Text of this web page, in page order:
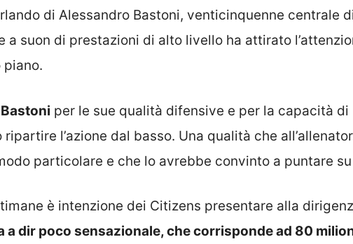
di Alessandro Bastoni, venticinquenne centrale
a suon di prestazioni di alto livello ha attirato
per le sue qualità difensive e per la capacità di
l’azione dal basso. Una qualità che
particolare e che lo avrebbe convinto a puntare
è intenzione dei Citizens presentare alla
a dir poco sensazionale, che corrisponde ad 80